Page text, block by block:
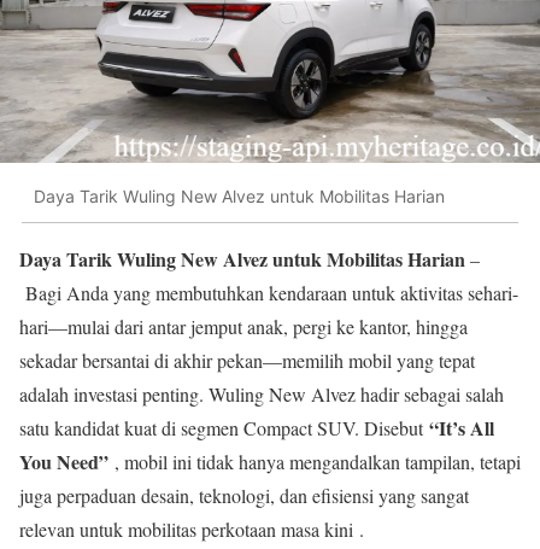
Daya Tarik Wuling New Alvez untuk Mobilitas Harian
Daya Tarik Wuling New Alvez untuk Mobilitas Harian–
Bagi Anda yang membutuhkan kendaraan untuk aktivitas sehari-
hari—mulai dari antar jemput anak, pergi ke kantor, hingga
sekadar bersantai di akhir pekan—memilih mobil yang tepat
adalah investasi penting. Wuling New Alvez hadir sebagai salah
satu kandidat kuat di segmen Compact SUV. Disebut“It’s All
You Need” , mobil ini tidak hanya mengandalkan tampilan, tetapi
juga perpaduan desain, teknologi, dan efisiensi yang sangat
relevan untuk mobilitas perkotaan masa kini .